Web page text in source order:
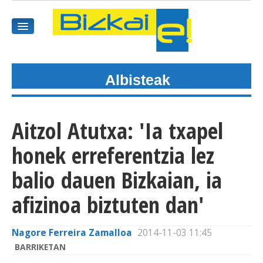
GAIAK
AGENDEA
KOMUNITATEA
BIDEOAK
Albisteak
Aitzol Atutxa: 'Ia txapel
honek erreferentzia lez
balio dauen Bizkaian, ia
afizinoa biztuten dan'
Nagore Ferreira Zamalloa 2014-11-03 11:45
BARRIKETAN